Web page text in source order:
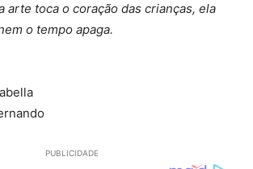
arte toca o coração das crianças, ela
o tempo apaga.
PUBLICIDADE